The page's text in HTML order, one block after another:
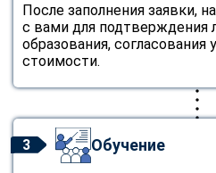
После заполнения заявки,
с вами для подтверждения
образования,
стоимости.
3 Обучение